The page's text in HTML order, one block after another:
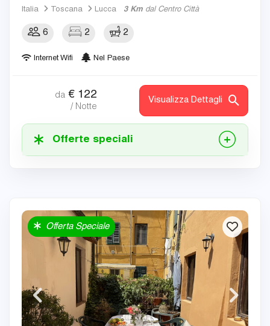
Italia Toscana Lucca 3 Km dal Centro Città
6 2 2
Internet Wifi Nel Paese
da € 122
/ Notte
Visualizza Dettagli
Offerte speciali
Offerta Speciale